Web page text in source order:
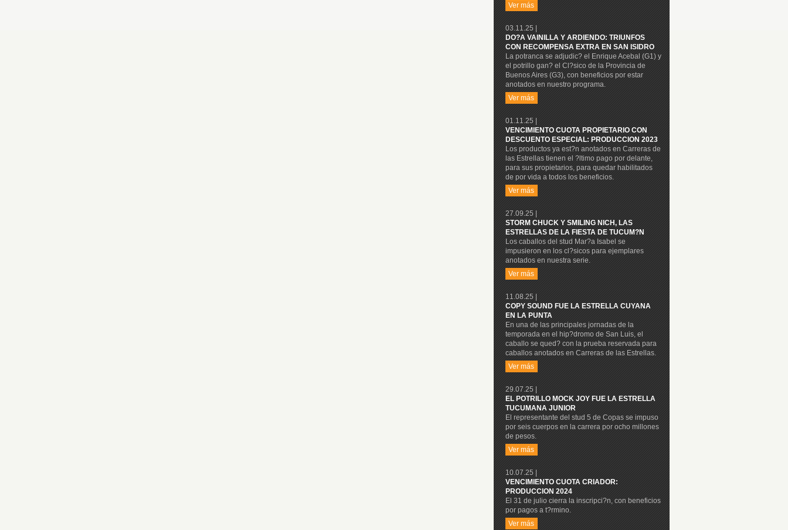
Ver más
03.11.25 |
DO?A VAINILLA Y ARDIENDO: TRIUNFOS
CON RECOMPENSA EXTRA EN SAN ISIDRO
La potranca se adjudic? el Enrique Acebal (G1) y
el potrillo gan? el Cl?sico de la Provincia de
Buenos Aires (G3), con beneficios por estar
anotados en nuestro programa.
Ver más
01.11.25 |
VENCIMIENTO CUOTA PROPIETARIO CON
DESCUENTO ESPECIAL: PRODUCCION 2023
Los productos ya est?n anotados en Carreras de
las Estrellas tienen el ?ltimo pago por delante,
para sus propietarios, para quedar habilitados
de por vida a todos los beneficios.
Ver más
27.09.25 |
STORM CHUCK Y SMILING NICH, LAS
ESTRELLAS DE LA FIESTA DE TUCUM?N
Los caballos del stud Mar?a Isabel se
impusieron en los cl?sicos para ejemplares
anotados en nuestra serie.
Ver más
11.08.25 |
COPY SOUND FUE LA ESTRELLA CUYANA
EN LA PUNTA
En una de las principales jornadas de la
temporada en el hip?dromo de San Luis, el
caballo se qued? con la prueba reservada para
caballos anotados en Carreras de las Estrellas.
Ver más
29.07.25 |
EL POTRILLO MOCK JOY FUE LA ESTRELLA
TUCUMANA JUNIOR
El representante del stud 5 de Copas se impuso
por seis cuerpos en la carrera por ocho millones
de pesos.
Ver más
10.07.25 |
VENCIMIENTO CUOTA CRIADOR:
PRODUCCION 2024
El 31 de julio cierra la inscripci?n, con beneficios
por pagos a t?rmino.
Ver más